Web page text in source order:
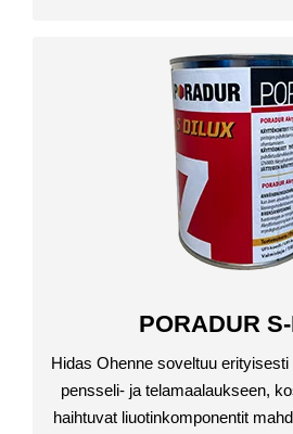
PORADUR
Hidas Ohenne soveltuu
pensseli- ja telamaalaukseen,
haihtuvat liuotinkomponentit